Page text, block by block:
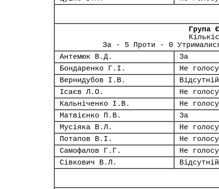
Група
За - 5 Проти - 0
Антемюк В.Д.
За
Бондаренко Г.І.
Не
Вернидубов І.В.
Відсутній
Ісаєв Л.О.
Не
Кальніченко І.В.
Не
Матвієнко П.В.
За
Мусіяка В.Л.
Не
Потапов В.І.
Не
Самофалов Г.Г.
Не
Сівкович В.Л.
Відсутній